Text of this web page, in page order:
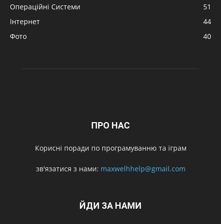
Операційні Системи
51
Інтернет
44
Фото
40
ПРО НАС
Корисні поради по програмуванню та іграм
зв'язатися з нами: maxwelhhelp@gmail.com
ЙДИ ЗА НАМИ